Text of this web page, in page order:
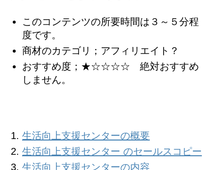
このコンテンツの所要時間は３～５分程
度です。
商材のカテゴリ；アフィリエイト？
おすすめ度；★☆☆☆☆ 絶対おすすめ
しません。
生活向上支援センターの概要
生活向上支援センター のセールスコピー
生活向上支援センターの内容